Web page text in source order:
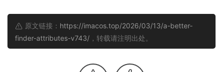
原文链接： https://imacos.top/2026/03/13/a-better-
finder-attributes-v743/ ，转载请注明出处。